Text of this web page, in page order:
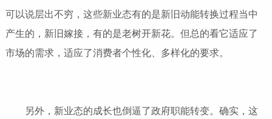
可以说层出不穷，这些新业态有的是新旧动能转换过程当中
产生的，新旧嫁接，有的是老树开新花。但总的看它适应了
市场的需求，适应了消费者个性化、多样化的要求。
另外，新业态的成长也倒逼了政府职能转变。确实，这